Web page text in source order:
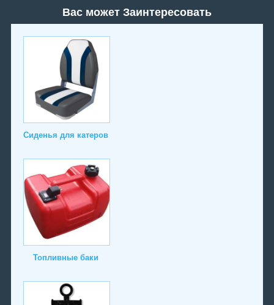
Вас может Заинтересовать
Сиденья для катеров
Топливные баки